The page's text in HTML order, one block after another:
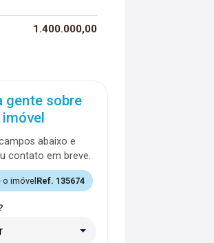
1.400.000,00
gente sobre
abaixo e
contato em breve.
imóvel Ref. 135674